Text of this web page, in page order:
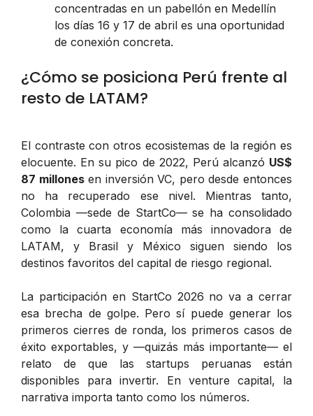
concentradas en un pabellón en Medellín
los días 16 y 17 de abril es una oportunidad
de conexión concreta.
¿Cómo se posiciona Perú frente al
resto de LATAM?
El contraste con otros ecosistemas de la región es
elocuente. En su pico de 2022, Perú alcanzó US$
87 millonesen inversión VC, pero desde entonces
no ha recuperado ese nivel. Mientras tanto,
Colombia —sede de StartCo— se ha consolidado
como la cuarta economía más innovadora de
LATAM, y Brasil y México siguen siendo los
destinos favoritos del capital de riesgo regional.
La participación en StartCo 2026 no va a cerrar
esa brecha de golpe. Pero sí puede generar los
primeros cierres de ronda, los primeros casos de
éxito exportables, y —quizás más importante— el
relato de que las startups peruanas están
disponibles para invertir. En venture capital, la
narrativa importa tanto como los números.